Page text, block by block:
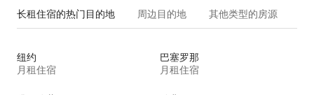
长租住宿的热门目的地 周边目的地 其他类型的房源
纽约
月租住宿
巴塞罗那
月租住宿